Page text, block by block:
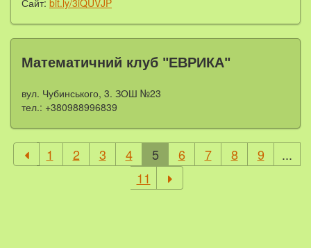
Математичний клуб "ЕВРИКА"
вул. Чубинського, 3. ЗОШ №23
тел.: +380988996839
1 2 3 4 5 6 7 8 9
...
11